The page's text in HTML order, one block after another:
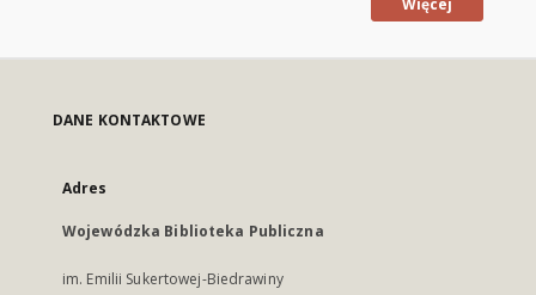
Więcej
DANE KONTAKTOWE
Adres
Wojewódzka Biblioteka Publiczna
im. Emilii Sukertowej-Biedrawiny